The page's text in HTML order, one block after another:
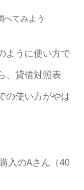
てみよう
ように使い方で
、貸借対照表
の使い方がやは
入のAさん（40